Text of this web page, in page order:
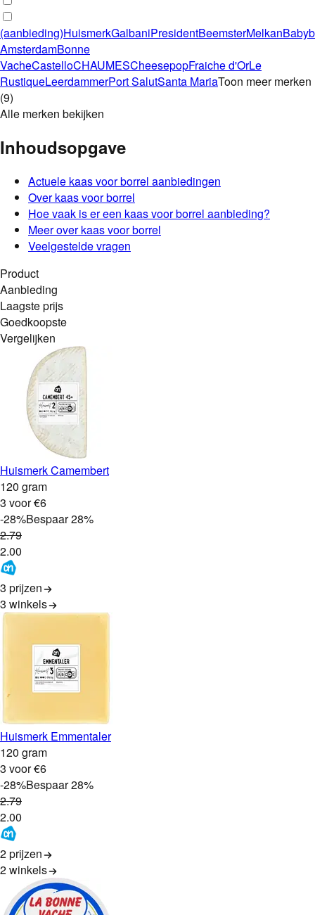
(aanbieding)HuismerkGalbaniPresidentBeemsterMelkan
AmsterdamBonne
VacheCastelloCHAUMESCheesepopFraiche d'OrLe
RustiqueLeerdammerPort SalutSanta MariaToon meer merken
(9)
Alle merken bekijken
Inhoudsopgave
Actuele kaas voor borrel aanbiedingen
Overkaas voor borrel
Hoe vaak is er een kaas voor borrel aanbieding?
Meer over kaas voor borrel
Veelgestelde vragen
Product
Aanbieding
Laagste prijs
Goedkoopste
Vergelijken
Huismerk Camembert
120 gram
3 voor €6
-28%Bespaar28%
2.79
2.00
3 prijzen
3 winkels
Huismerk Emmentaler
120 gram
3 voor €6
-28%Bespaar28%
2.79
2.00
2 prijzen
2winkels